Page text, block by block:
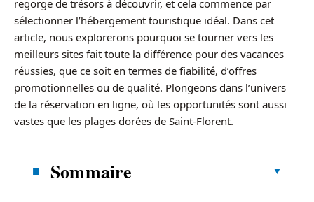
regorge de trésors à découvrir, et cela commence par
sélectionner l’hébergement touristique idéal. Dans cet
article, nous explorerons pourquoi se tourner vers les
meilleurs sites fait toute la différence pour des vacances
réussies, que ce soit en termes de fiabilité, d’offres
promotionnelles ou de qualité. Plongeons dans l’univers
de la réservation en ligne, où les opportunités sont aussi
vastes que les plages dorées de Saint-Florent.
Sommaire